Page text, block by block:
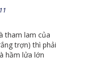
tham lam của
trợn) thì phải
hầm lửa lớn